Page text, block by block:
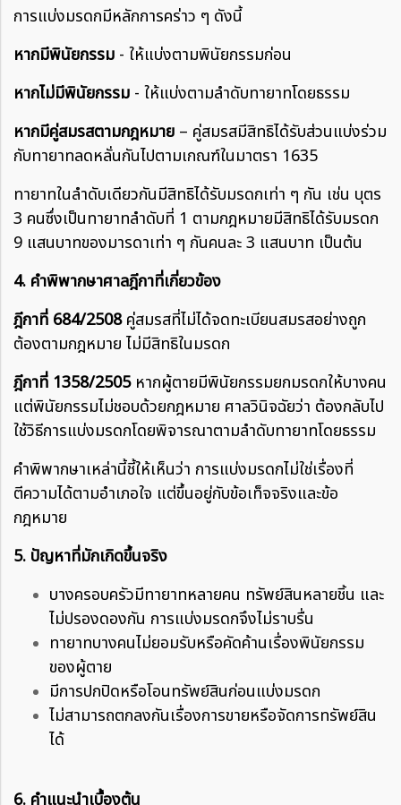
การแบ่งมรดกมีหลักการคร่าว ๆ ดังนี้
หากมีพินัยกรรม - ให้แบ่งตามพินัยกรรมก่อน
หากไม่มีพินัยกรรม - ให้แบ่งตามลำดับทายาทโดยธรรม
หากมีคู่สมรสตามกฎหมาย – คู่สมรสมีสิทธิได้รับส่วนแบ่งร่วม
กับทายาทลดหลั่นกันไปตามเกณฑ์ในมาตรา 1635
ทายาทในลำดับเดียวกันมีสิทธิได้รับมรดกเท่า ๆ กัน เช่น บุตร
3 คนซึ่งเป็นทายาทลำดับที่ 1 ตามกฎหมายมีสิทธิได้รับมรดก
9 แสนบาทของมารดาเท่า ๆ กันคนละ 3 แสนบาท เป็นต้น
4. คำพิพากษาศาลฎีกาที่เกี่ยวข้อง
ฎีกาที่ 684/2508คู่สมรสที่ไม่ได้จดทะเบียนสมรสอย่างถูก
ต้องตามกฎหมาย ไม่มีสิทธิในมรดก
ฎีกาที่ 1358/2505หากผู้ตายมีพินัยกรรมยกมรดกให้บางคน
แต่พินัยกรรมไม่ชอบด้วยกฎหมาย ศาลวินิจฉัยว่า ต้องกลับไป
ใช้วิธีการแบ่งมรดกโดยพิจารณาตามลำดับทายาทโดยธรรม
คำพิพากษาเหล่านี้ชี้ให้เห็นว่า การแบ่งมรดกไม่ใช่เรื่องที่
ตีความได้ตามอำเภอใจ แต่ขึ้นอยู่กับข้อเท็จจริงและข้อ
กฎหมาย
5. ปัญหาที่มักเกิดขึ้นจริง
บางครอบครัวมีทายาทหลายคน ทรัพย์สินหลายชิ้น และ
ไม่ปรองดองกัน การแบ่งมรดกจึงไม่ราบรื่น
ทายาทบางคนไม่ยอมรับหรือคัดค้านเรื่องพินัยกรรม
ของผู้ตาย
มีการปกปิดหรือโอนทรัพย์สินก่อนแบ่งมรดก
ไม่สามารถตกลงกันเรื่องการขายหรือจัดการทรัพย์สิน
ได้